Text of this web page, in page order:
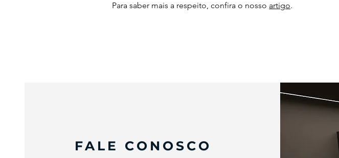
Para saber mais a respeito, confira o nosso artigo.
FALE CONOSCO